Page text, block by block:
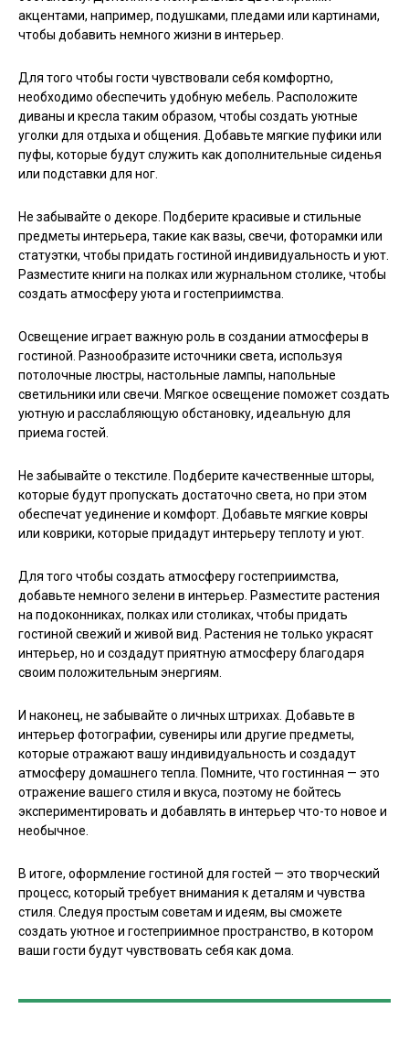
акцентами, например, подушками, пледами или картинами,
чтобы добавить немного жизни в интерьер.
Для того чтобы гости чувствовали себя комфортно,
необходимо обеспечить удобную мебель. Расположите
диваны и кресла таким образом, чтобы создать уютные
уголки для отдыха и общения. Добавьте мягкие пуфики или
пуфы, которые будут служить как дополнительные сиденья
или подставки для ног.
Не забывайте о декоре. Подберите красивые и стильные
предметы интерьера, такие как вазы, свечи, фоторамки или
статуэтки, чтобы придать гостиной индивидуальность и уют.
Разместите книги на полках или журнальном столике, чтобы
создать атмосферу уюта и гостеприимства.
Освещение играет важную роль в создании атмосферы в
гостиной. Разнообразите источники света, используя
потолочные люстры, настольные лампы, напольные
светильники или свечи. Мягкое освещение поможет создать
уютную и расслабляющую обстановку, идеальную для
приема гостей.
Не забывайте о текстиле. Подберите качественные шторы,
которые будут пропускать достаточно света, но при этом
обеспечат уединение и комфорт. Добавьте мягкие ковры
или коврики, которые придадут интерьеру теплоту и уют.
Для того чтобы создать атмосферу гостеприимства,
добавьте немного зелени в интерьер. Разместите растения
на подоконниках, полках или столиках, чтобы придать
гостиной свежий и живой вид. Растения не только украсят
интерьер, но и создадут приятную атмосферу благодаря
своим положительным энергиям.
И наконец, не забывайте о личных штрихах. Добавьте в
интерьер фотографии, сувениры или другие предметы,
которые отражают вашу индивидуальность и создадут
атмосферу домашнего тепла. Помните, что гостинная — это
отражение вашего стиля и вкуса, поэтому не бойтесь
экспериментировать и добавлять в интерьер что-то новое и
необычное.
В итоге, оформление гостиной для гостей — это творческий
процесс, который требует внимания к деталям и чувства
стиля. Следуя простым советам и идеям, вы сможете
создать уютное и гостеприимное пространство, в котором
ваши гости будут чувствовать себя как дома.